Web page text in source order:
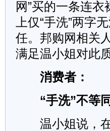
网”买的一条连
上仅“手洗”两字
任。邦购网相关
满足温小姐对此
消费者：
“手洗”不等
温小姐说，在